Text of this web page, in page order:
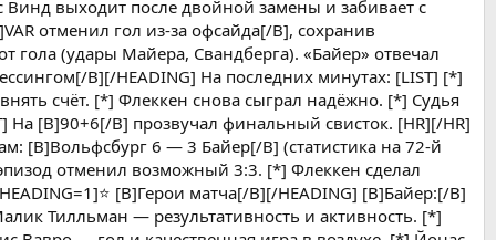
выходит после двойной замены и забивает с
отменил гол из-за офсайда[/B], сохранив
гола (удары Майера, Свандберга). «Байер» отвечал
B][/HEADING] На последних минутах: [LIST] [*]
счёт. [*] Флеккен снова сыграл надёжно. [*] Судья
[B]90+6[/B] прозвучал финальный свисток. [HR][/HR]
[B]Вольфсбург 6 — 3 Байер[/B] (статистика на 72-й
отменил возможный 3:3. [*] Флеккен сделал
[B]Герои матча[/B][/HEADING] [B]Байер:[/B]
Тилльман — результативность и активность. [*]